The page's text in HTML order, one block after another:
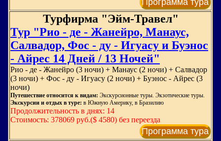
Программа тура
Турфирма "Эйм-Травел"
Тур "Рио - де - Жанейро, Манаус,
Салвадор, Фос - ду - Игуасу и Буэнос
- Айрес 14 Дней / 13 Ночей"
Рио - де - Жанейро (3 ночи) + Манаус (2 ночи) + Салвадор
(3 ночи) + Фос - ду - Игуасу (2 ночи) + Буэнос - Айрес (3
ночи)
Путешествие относится к видам: Экскурсионные туры. Экзотические туры.
Экскурсии и отдых в туре: в Южную Америку, в Бразилию
Продолжительность в днях: 14
Стоимость: 378069 руб.($ 4580) без переезда
Программа тура